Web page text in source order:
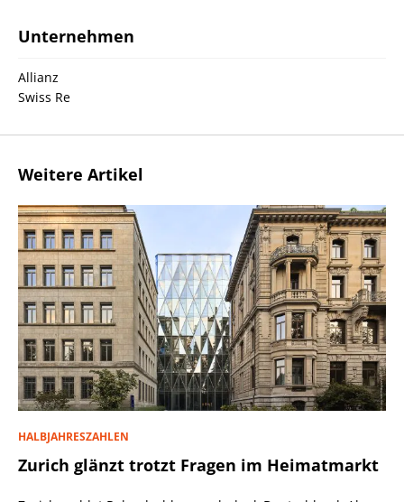
Unternehmen
Allianz
Swiss Re
Weitere Artikel
HALBJAHRESZAHLEN
Zurich glänzt trotzt Fragen im Heimatmarkt